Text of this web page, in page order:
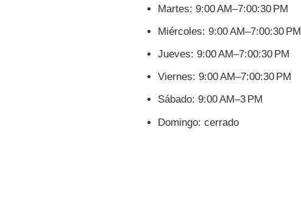
Martes: 9:00 AM–7:00:30 PM
Miércoles: 9:00 AM–7:00:30 PM
Jueves: 9:00 AM–7:00:30 PM
Viernes: 9:00 AM–7:00:30 PM
Sábado: 9:00 AM–3 PM
Domingo: cerrado